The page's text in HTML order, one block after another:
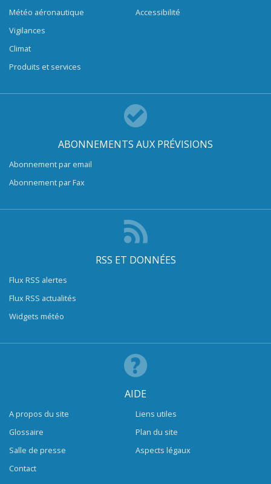
Météo aéronautique
Vigilances
Climat
Produits et services
Accessibilité
ABONNEMENTS AUX PRÉVISIONS
Abonnement par email
Abonnement par Fax
RSS ET DONNÉES
Flux RSS alertes
Flux RSS actualités
Widgets météo
AIDE
A propos du site
Glossaire
Salle de presse
Contact
Liens utiles
Plan du site
Aspects légaux